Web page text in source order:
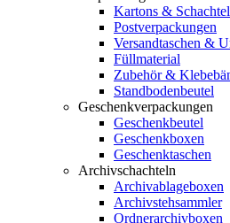
Kartons &
Postverpackungen
Versandtaschen &
Füllmaterial
Zubehör &
Standbodenbeutel
Geschenkverpackungen
Geschenkbeutel
Geschenkboxen
Geschenktaschen
Archivschachteln
Archivablageboxen
Archivstehsammler
Ordnerarchivboxen